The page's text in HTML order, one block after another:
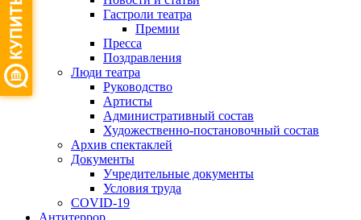
Гастроли театра
Премии
Пресса
Поздравления
Люди театра
Руководство
Артисты
Административный состав
Художественно-постановочный состав
Архив спектаклей
Документы
Учредительные документы
Условия труда
COVID-19
Антитеррор